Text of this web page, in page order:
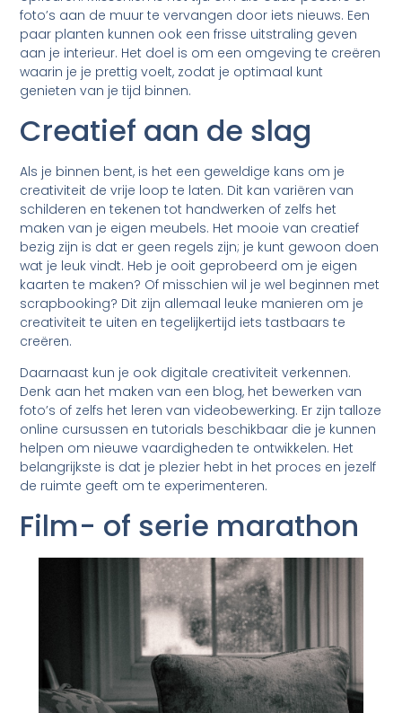
foto’s aan de muur te vervangen door iets nieuws. Een
paar planten kunnen ook een frisse uitstraling geven
aan je interieur. Het doel is om een omgeving te creëren
waarin je je prettig voelt, zodat je optimaal kunt
genieten van je tijd binnen.
Creatief aan de slag
Als je binnen bent, is het een geweldige kans om je
creativiteit de vrije loop te laten. Dit kan variëren van
schilderen en tekenen tot handwerken of zelfs het
maken van je eigen meubels. Het mooie van creatief
bezig zijn is dat er geen regels zijn; je kunt gewoon doen
wat je leuk vindt. Heb je ooit geprobeerd om je eigen
kaarten te maken? Of misschien wil je wel beginnen met
scrapbooking? Dit zijn allemaal leuke manieren om je
creativiteit te uiten en tegelijkertijd iets tastbaars te
creëren.
Daarnaast kun je ook digitale creativiteit verkennen.
Denk aan het maken van een blog, het bewerken van
foto’s of zelfs het leren van videobewerking. Er zijn talloze
online cursussen en tutorials beschikbaar die je kunnen
helpen om nieuwe vaardigheden te ontwikkelen. Het
belangrijkste is dat je plezier hebt in het proces en jezelf
de ruimte geeft om te experimenteren.
Film- of serie marathon